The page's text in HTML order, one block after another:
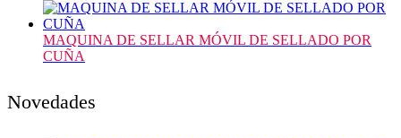
MAQUINA DE SELLAR MÓVIL DE SELLADO POR
CUÑA
Novedades